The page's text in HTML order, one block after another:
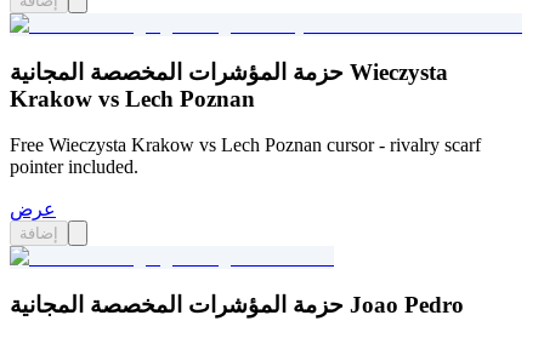
حزمة المؤشرات المخصصة المجانية Wieczysta
Krakow vs Lech Poznan
Free Wieczysta Krakow vs Lech Poznan cursor - rivalry scarf
pointer included.
عرض
إضافة
حزمة المؤشرات المخصصة المجانية Joao Pedro